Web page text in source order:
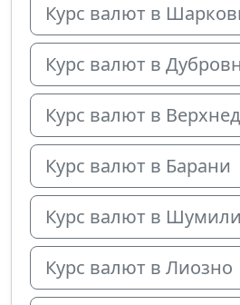
Курс валют в
Курс валют в
Курс валют в
Курс валют в Барани
Курс валют в
Курс валют в Лиозно